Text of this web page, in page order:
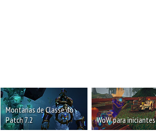
Montarias de Classe do
Patch 7.2
WoW para iniciantes